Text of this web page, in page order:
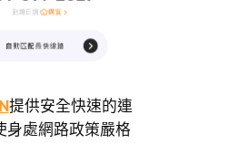
提供安全快速的連
身處網路政策嚴格